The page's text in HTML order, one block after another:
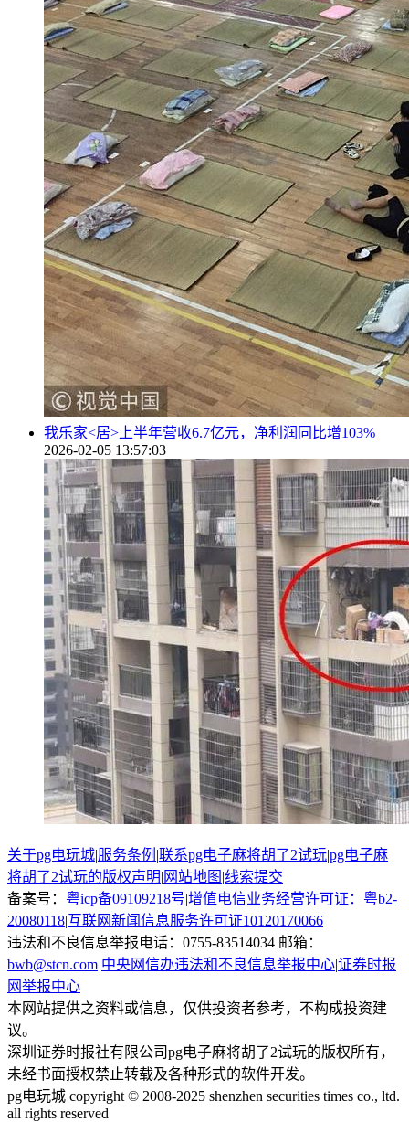
我乐家<居>上半年营收6.7亿元，净利润同比增103%
2026-02-05 13:57:03
关于pg电玩城|服务条例 |联系pg电子麻将胡了2试玩|pg电子麻
将胡了2试玩的版权声明| 网站地图 |线索提交
备案号： 粤icp备09109218号|增值电信业务经营许可证：粤b2-
20080118|互联网新闻信息服务许可证10120170066
违法和不良信息举报电话：0755-83514034 邮箱：
bwb@stcn.com 中央网信办违法和不良信息举报中心|证券时报
网举报中心
本网站提供之资料或信息，仅供投资者参考，不构成投资建
议。
深圳证券时报社有限公司pg电子麻将胡了2试玩的版权所有，
未经书面授权禁止转载及各种形式的软件开发。
pg电玩城 copyright © 2008-2025 shenzhen securities times co., ltd.
all rights reserved